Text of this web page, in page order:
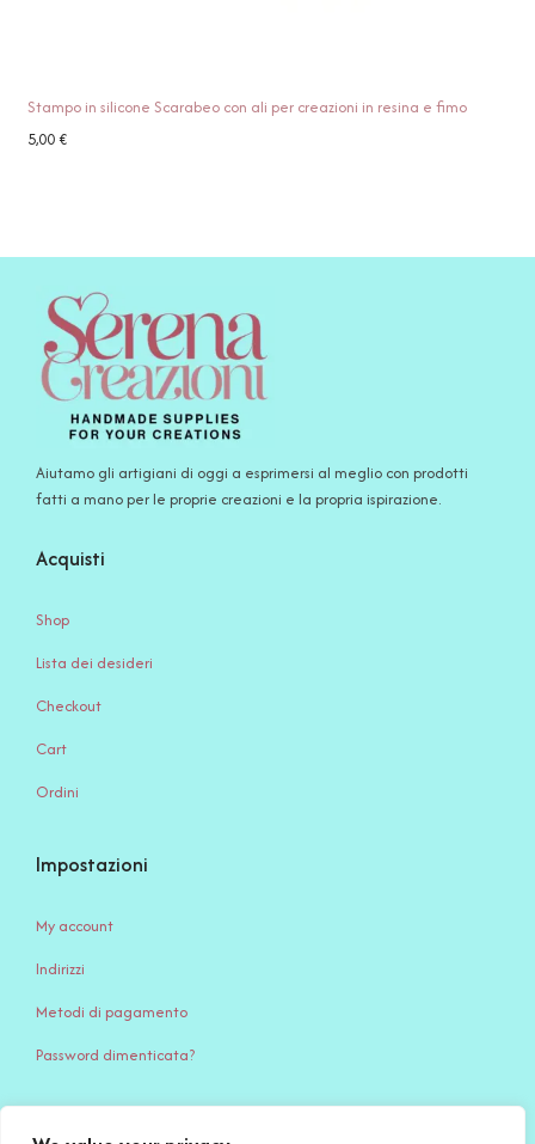
Stampo in silicone Scarabeo con ali per creazioni in resina e fimo
5,00€
Aiutamo gli artigiani di oggi a esprimersi al meglio con prodotti
fatti a mano per le proprie creazioni e la propria ispirazione.
Acquisti
Shop
Lista dei desideri
Checkout
Cart
Ordini
Impostazioni
My account
Indirizzi
Metodi di pagamento
Password dimenticata?